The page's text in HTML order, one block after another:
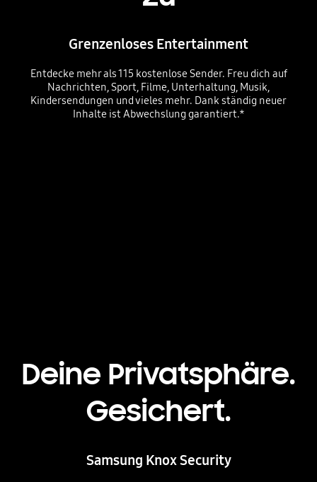
Grenzenloses Entertainment
Entdecke mehr als 115 kostenlose Sender. Freu dich auf
Nachrichten, Sport, Filme, Unterhaltung, Musik,
Kindersendungen und vieles mehr. Dank ständig neuer
Inhalte ist Abwechslung garantiert.*
Deine Privatsphäre.
Gesichert.
Samsung Knox Security